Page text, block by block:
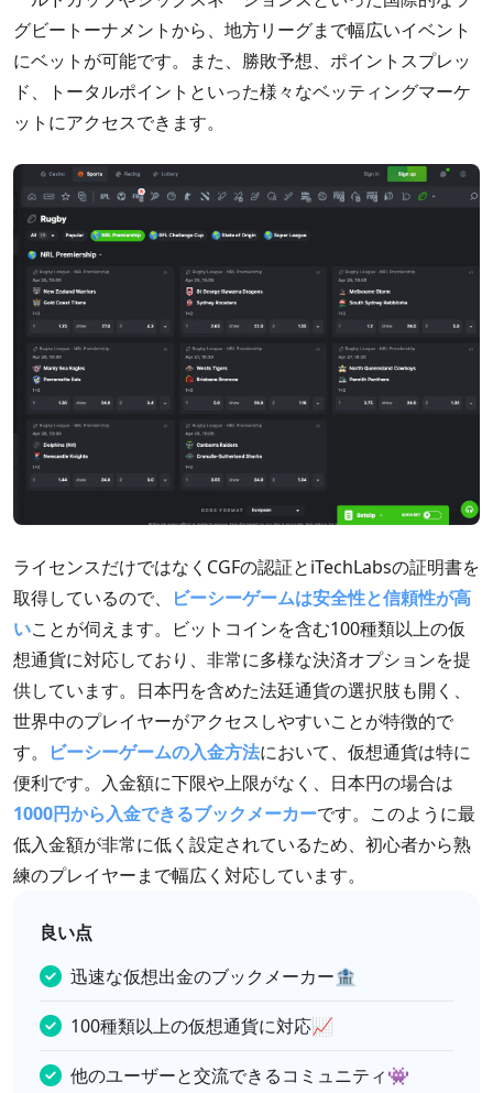
グビートーナメントから、地方リーグまで幅広いイベント
にベットが可能です。また、勝敗予想、ポイントスプレッ
ド、トータルポイントといった様々なベッティングマーケ
ットにアクセスできます。
ライセンスだけではなくCGFの認証とiTechLabsの証明書を
取得しているので、
ビーシーゲームは安全性と信頼性が高
いことが伺えます。ビットコインを含む100種類以上の仮
想通貨に対応しており、非常に多様な決済オプションを提
供しています。日本円を含めた法廷通貨の選択肢も開く、
世界中のプレイヤーがアクセスしやすいことが特徴的で
す。
ビーシーゲームの入金方法において、仮想通貨は特に
便利です。入金額に下限や上限がなく、日本円の場合は
1000円から入金できるブックメーカーです。このように最
低入金額が非常に低く設定されているため、初心者から熟
練のプレイヤーまで幅広く対応しています。
良い点
迅速な仮想出金のブックメーカー🏦
100種類以上の仮想通貨に対応📈
他のユーザーと交流できるコミュニティ👾